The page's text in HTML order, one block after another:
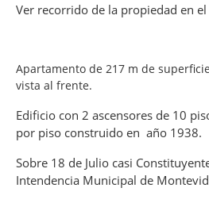
Ver recorrido de la propiedad en
Apartamento de 217 m de
vista al frente.
Edificio con 2 ascensores de 10
por piso construido en año 1938.
Sobre 18 de Julio casi
Intendencia Municipal de